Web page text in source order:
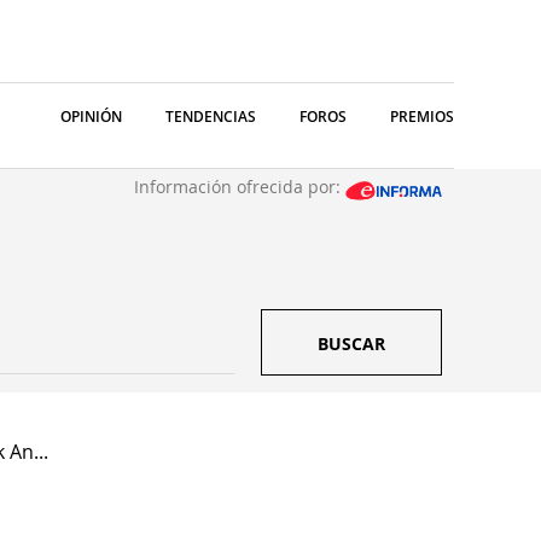
OPINIÓN TENDENCIAS FOROS PREMIOS
Información ofrecida por:
BUSCAR
An...